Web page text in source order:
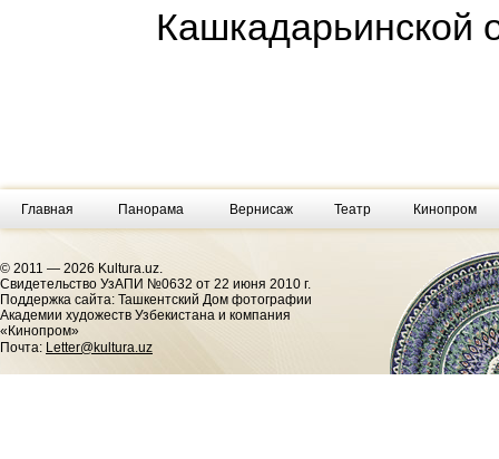
Кашкадарьинской
Главная Панорама Вернисаж Театр Кинопром
© 2011 — 2026 Kultura.uz.
Cвидетельство УзАПИ №0632 от 22 июня 2010 г.
Поддержка сайта: Ташкентский Дом фотографии
Академии художеств Узбекистана и компания
«Кинопром»
Почта: Letter@kultura.uz